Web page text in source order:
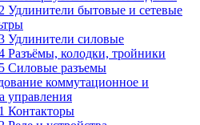
Удлинители бытовые и сетевые
Удлинители силовые
Разъёмы, колодки, тройники
Силовые разъемы
коммутационное и
управления
Контакторы